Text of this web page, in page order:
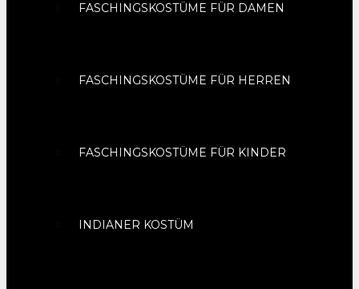
FASCHINGSKOSTÜME FÜR DAMEN
FASCHINGSKOSTÜME FÜR HERREN
FASCHINGSKOSTÜME FÜR KINDER
INDIANER KOSTÜM